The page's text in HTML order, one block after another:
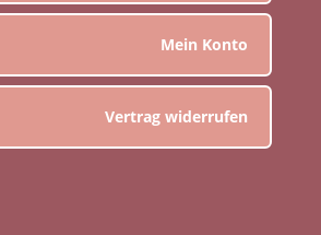
Mein Konto
Vertrag widerrufen